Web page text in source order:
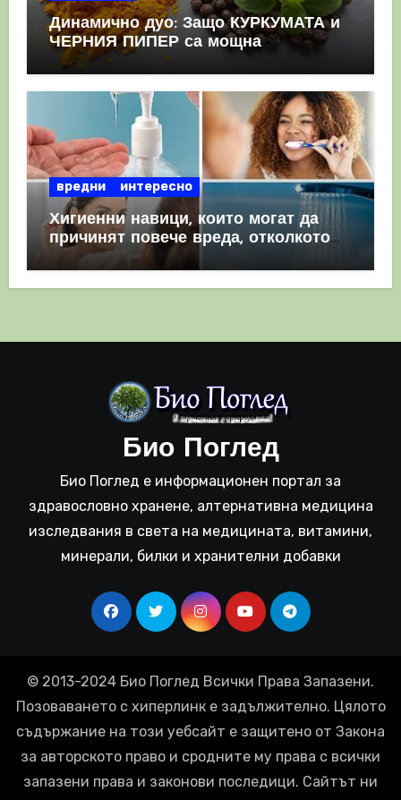
Динамично дуо: Защо КУРКУМАТА и
ЧЕРНИЯ ПИПЕР са мощна
комбинация
вредни интересно
Хигиенни навици, които могат да
причинят повече вреда, отколкото
полза
Био Поглед
Био Поглед е информационен портал за
здравословно хранене, алтернативна медицина
изследвания в света на медицината, витамини,
минерали, билки и хранителни добавки
© 2013-2024 Био Поглед Всички Права Запазени.
Позоваването с хиперлинк е задължително. Цялото
съдържание на този уебсайт е защитено от Закона
за авторското право и сродните му права с всички
запазени права и законови последици. Сайтът ни